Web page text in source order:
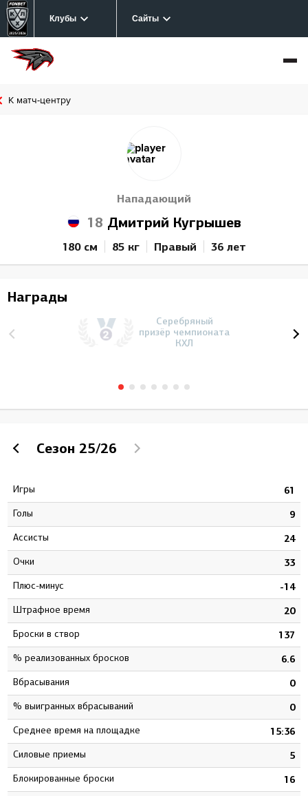
Клубы Сайты
К матч-центру
Нападающий
18 Дмитрий Кугрышев
180 см 85 кг Правый 36 лет
Награды
Серебряный
призёр чемпионата
КХЛ
Сезон 25/26
Игры 61
Голы 9
Ассисты 24
Очки 33
Плюс-минус -14
штрафное время 20
Броски в створ 137
% реализованных бросков 6.6
Вбрасывания 0
% выигранных вбрасываний 0
Среднее время на площадке 15:36
Силовые приемы 5
Блокированные броски 16